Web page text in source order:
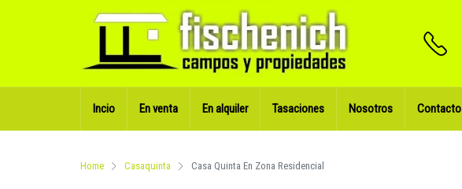
Incio En venta En alquiler Tasaciones Nosotros Contacto
Home Casaquinta Casa Quinta En Zona Residencial